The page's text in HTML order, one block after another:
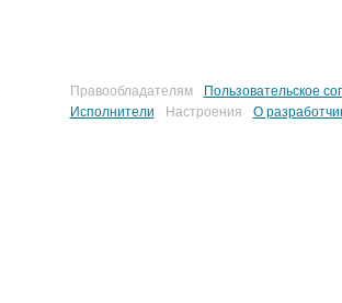
Правообладателям
Пользовательское
Исполнители
Настроения О